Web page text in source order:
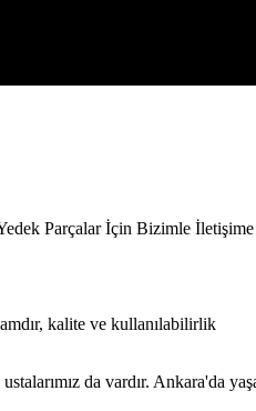
Parçalar İçin Bizimle İletişime
kalite ve kullanılabilirlik
da vardır. Ankara'da